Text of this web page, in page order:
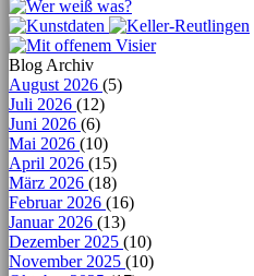
Blog Archiv
August 2026 (5)
Juli 2026 (12)
Juni 2026 (6)
Mai 2026 (10)
April 2026 (15)
März 2026 (18)
Februar 2026 (16)
Januar 2026 (13)
Dezember 2025 (10)
November 2025 (10)